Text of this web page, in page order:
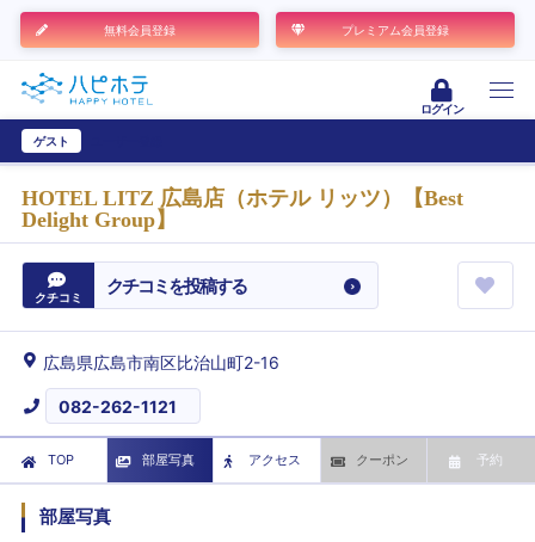
無料会員登録 プレミアム会員登録
ログイン
ゲスト
HOTEL LITZ 広島店（ホテル リッツ）【Best
Delight Group】
クチコミ クチコミを投稿する
広島県広島市南区比治山町2-16
082-262-1121
TOP 部屋写真 アクセス クーポン 予約
部屋写真